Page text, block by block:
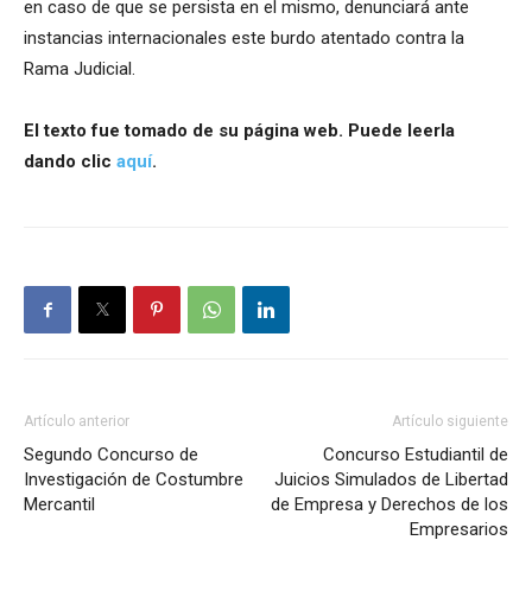
en caso de que se persista en el mismo, denunciará ante
instancias internacionales este burdo atentado contra la
Rama Judicial.
El texto fue tomado de su página web. Puede leerla
dando clic aquí.
Artículo anterior
Segundo Concurso de
Investigación de Costumbre
Mercantil
Artículo siguiente
Concurso Estudiantil de
Juicios Simulados de Libertad
de Empresa y Derechos de los
Empresarios